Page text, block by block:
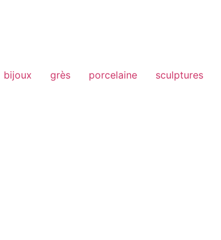
bijoux grès porcelaine sculptures